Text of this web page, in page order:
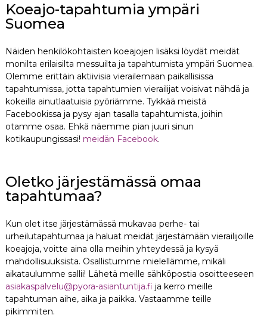
Koeajo-tapahtumia ympäri
Suomea
Näiden henkilökohtaisten koeajojen lisäksi löydät meidät
monilta erilaisilta messuilta ja tapahtumista ympäri Suomea.
Olemme erittäin aktiivisia vierailemaan paikallisissa
tapahtumissa, jotta tapahtumien vierailijat voisivat nähdä ja
kokeilla ainutlaatuisia pyöriämme. Tykkää meistä
Facebookissa ja pysy ajan tasalla tapahtumista, joihin
otamme osaa. Ehkä näemme pian juuri sinun
kotikaupungissasi! meidän Facebook.
Oletko järjestämässä omaa
tapahtumaa?
Kun olet itse järjestämässä mukavaa perhe- tai
urheilutapahtumaa ja haluat meidät järjestämään vierailijoille
koeajoja, voitte aina olla meihin yhteydessä ja kysyä
mahdollisuuksista. Osallistumme mielellämme, mikäli
aikataulumme sallii! Lähetä meille sähköpostia osoitteeseen
asiakaspalvelu@pyora-asiantuntija.fi ja kerro meille
tapahtuman aihe, aika ja paikka. Vastaamme teille
pikimmiten.